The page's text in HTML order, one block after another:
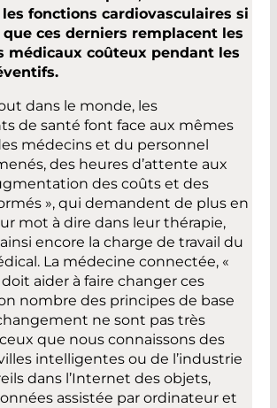
fonctions cardiovasculaires si
ces derniers remplacent les
médicaux coûteux pendant les
dans le monde, les
de santé font face aux mêmes
médecins et du personnel
des heures d’attente aux
des coûts et des
», qui demandent de plus en
mot à dire dans leur thérapie,
encore la charge de travail du
La médecine connectée, «
aider à faire changer ces
nombre des principes de base
ne sont pas très
que nous connaissons des
intelligentes ou de l’industrie
dans l’Internet des objets,
assistée par ordinateur et